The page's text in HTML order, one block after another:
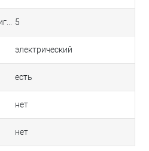
5
электрический
есть
нет
нет